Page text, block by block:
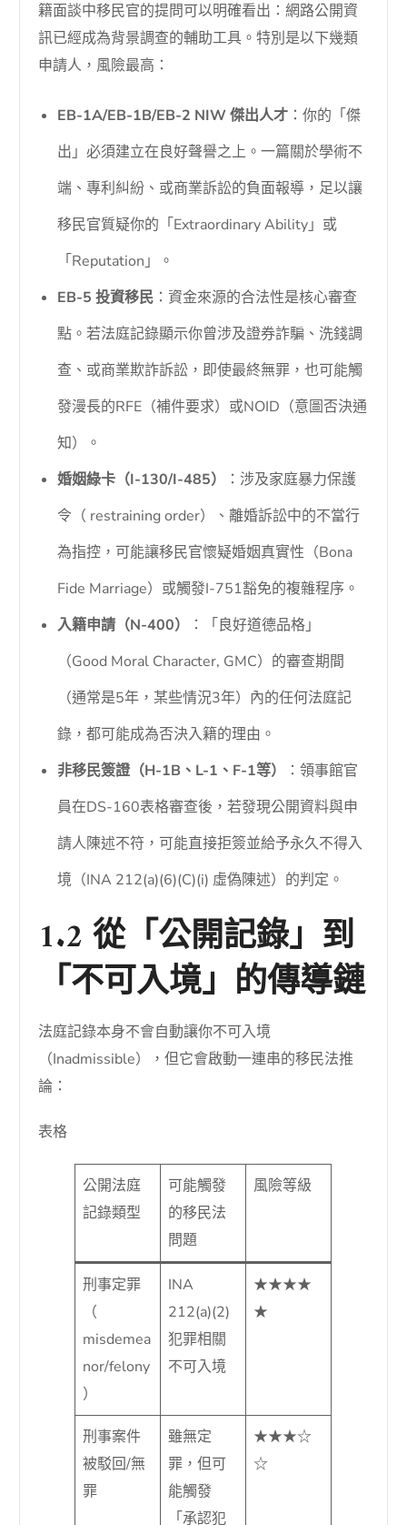
籍面談中移民官的提問可以明確看出：網路公開資
訊已經成為背景調查的輔助工具。特別是以下幾類
申請人，風險最高：
EB-1A/EB-1B/EB-2 NIW 傑出人才 ：你的「傑
出」必須建立在良好聲譽之上。一篇關於學術不
端、專利糾紛、或商業訴訟的負面報導，足以讓
移民官質疑你的「Extraordinary Ability」或
「Reputation」。
EB-5 投資移民 ：資金來源的合法性是核心審查
點。若法庭記錄顯示你曾涉及證券詐騙、洗錢調
查、或商業欺詐訴訟，即使最終無罪，也可能觸
發漫長的RFE（補件要求）或NOID（意圖否決通
知）。
婚姻綠卡（I-130/I-485）
：涉及家庭暴力保護
令（ restraining order）、離婚訴訟中的不當行
為指控，可能讓移民官懷疑婚姻真實性（Bona
Fide Marriage）或觸發I-751豁免的複雜程序。
入籍申請（N-400）
：「良好道德品格」
（Good Moral Character, GMC）的審查期間
（通常是5年，某些情況3年）內的任何法庭記
錄，都可能成為否決入籍的理由。
非移民簽證（H-1B、L-1、F-1等）
：領事館官
員在DS-160表格審查後，若發現公開資料與申
請人陳述不符，可能直接拒簽並給予永久不得入
境（INA 212(a)(6)(C)(i) 虛偽陳述）的判定。
1.2 從「公開記錄」到
「不可入境」的傳導鏈
法庭記錄本身不會自動讓你不可入境
（Inadmissible），但它會啟動一連串的移民法推
論：
表格
公開法庭
記錄類型
可能觸發
的移民法
問題
風險等級
刑事定罪
（
misdemea
nor/felony
）
INA
212(a)(2)
犯罪相關
不可入境
★★★★
★
刑事案件
被駁回/無
罪
雖無定
罪，但可
能觸發
「承認犯
★★★☆
☆